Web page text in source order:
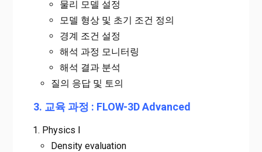
물리 모델 설정
모델 형상 및 초기 조건 정의
경계 조건 설정
해석 과정 모니터링
해석 결과 분석
질의 응답 및 토의
3. 교육 과정 : FLOW-3D Advanced
Physics Ⅰ
Density evaluation